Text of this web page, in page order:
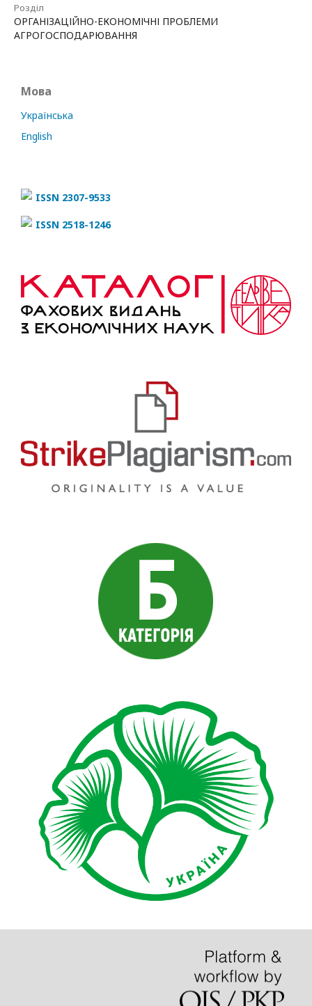
Розділ
ОРГАНІЗАЦІЙНО-ЕКОНОМІЧНІ ПРОБЛЕМИ
АГРОГОСПОДАРЮВАННЯ
Мова
Українська
English
ISSN 2307-9533
ISSN 2518-1246